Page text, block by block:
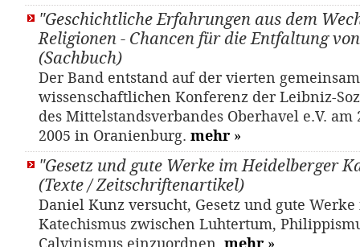
"Geschichtliche Erfahrungen aus dem
Religionen - Chancen für die Entfaltung
(Sachbuch)
Der Band entstand auf der vierten
wissenschaftlichen Konferenz der Leibniz-
des Mittelstandsverbandes Oberhavel e.V. am
2005 in Oranienburg. mehr »
"Gesetz und gute Werke im Heidelberger
(Texte / Zeitschriftenartikel)
Daniel Kunz versucht, Gesetz und gute
Katechismus zwischen Luhtertum,